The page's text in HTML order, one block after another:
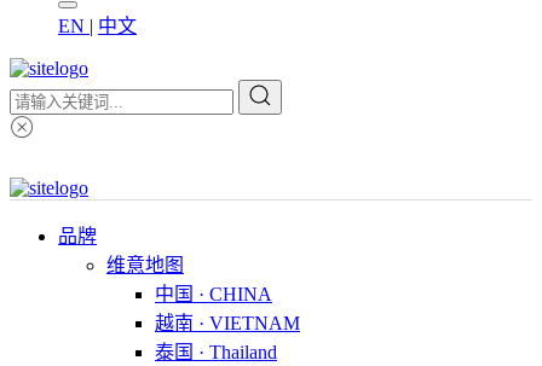
EN | 中文
品牌
维意地图
中国 · CHINA
越南 · VIETNAM
泰国 · Thailand